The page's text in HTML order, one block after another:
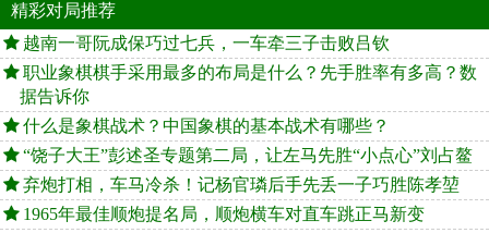
精彩对局推荐
越南一哥阮成保巧过七兵，一车牵三子击败吕钦
职业象棋棋手采用最多的布局是什么？先手胜率有多高？数
据告诉你
什么是象棋战术？中国象棋的基本战术有哪些？
“饶子大王”彭述圣专题第二局，让左马先胜“小点心”刘占鳌
弃炮打相，车马冷杀！记杨官璘后手先丢一子巧胜陈孝堃
1965年最佳顺炮提名局，顺炮横车对直车跳正马新变